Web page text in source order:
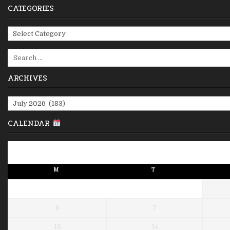
CATEGORIES
Categories
ARCHIVES
Archives
CALENDAR
M T
6 7
13 14